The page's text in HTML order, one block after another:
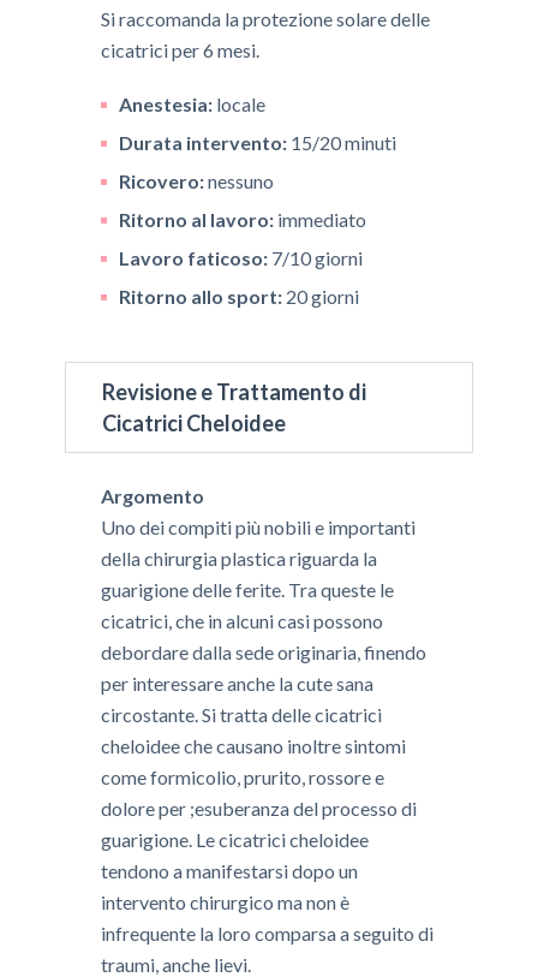
Si raccomanda la protezione solare delle
cicatrici per 6 mesi.
Anestesia: locale
Durata intervento: 15/20 minuti
Ricovero:nessuno
Ritorno al lavoro: immediato
Lavoro faticoso: 7/10 giorni
Ritorno allo sport: 20 giorni
Revisione e Trattamento di
Cicatrici Cheloidee
Argomento
​Uno dei compiti più nobili e importanti
della chirurgia plastica riguarda la
guarigione delle ferite. Tra queste le
cicatrici, che in alcuni casi possono
debordare dalla sede originaria, finendo
per interessare anche la cute sana
circostante. Si tratta delle cicatrici
cheloidee che causano inoltre sintomi
come formicolio, prurito, rossore e
dolore per ;esuberanza del processo di
guarigione. Le cicatrici cheloidee
tendono a manifestarsi dopo un
intervento chirurgico ma non è
infrequente la loro comparsa a seguito di
traumi, anche lievi.